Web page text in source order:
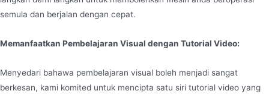
semula dan berjalan dengan cepat.
Memanfaatkan Pembelajaran Visual dengan Tutorial Video:
Menyedari bahawa pembelajaran visual boleh menjadi sangat
berkesan, kami komited untuk mencipta satu siri tutorial video yang